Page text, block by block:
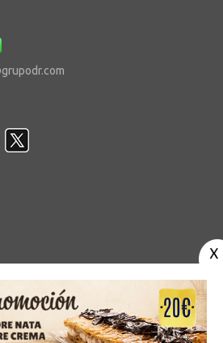
-Política de Cookies-Área privada